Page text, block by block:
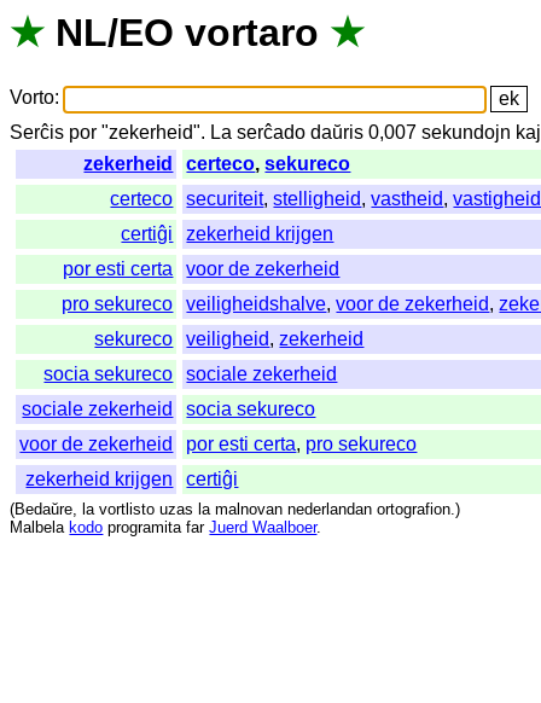
★ NL/EO vortaro ★
Vorto:
Serĉis por "zekerheid". La serĉado daŭris 0,007sekundojn kaj
zekerheid
certeco,sekureco
certeco
securiteit,stelligheid,vastheid,vastigheid
certiĝi
zekerheid krijgen
por esti certa
voor de zekerheid
pro sekureco
veiligheidshalve,voor de zekerheid,
sekureco
veiligheid,zekerheid
socia sekureco
sociale zekerheid
sociale zekerheid
socia sekureco
voor de zekerheid
por esti certa, pro sekureco
zekerheid krijgen
certiĝi
(Bedaŭre, la vortlisto uzas la malnovan nederlandan ortografion.)
Malbela kodo programita far Juerd Waalboer.